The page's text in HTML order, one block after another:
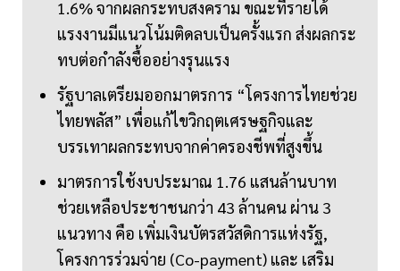
1.6% จากผลกระทบสงคราม ขณะที่รายได้
แรงงานมีแนวโน้มติดลบเป็นครั้งแรก ส่งผลกระ
ทบต่อกำลังซื้ออย่างรุนแรง
รัฐบาลเตรียมออกมาตรการ “โครงการไทยช่วย
ไทยพลัส” เพื่อแก้ไขวิกฤตเศรษฐกิจและ
บรรเทาผลกระทบจากค่าครองชีพที่สูงขึ้น
มาตรการใช้งบประมาณ 1.76 แสนล้านบาท
ช่วยเหลือประชาชนกว่า 43 ล้านคน ผ่าน 3
แนวทาง คือ เพิ่มเงินบัตรสวัสดิการแห่งรัฐ,
โครงการร่วมจ่าย (Co-payment) และ เสริม